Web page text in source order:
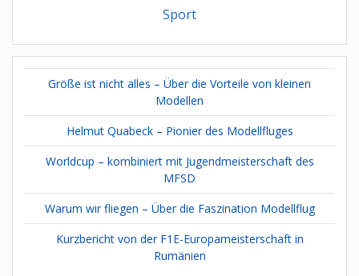
Sport
Größe ist nicht alles – Über die Vorteile von kleinen
Modellen
Helmut Quabeck – Pionier des Modellfluges
Worldcup – kombiniert mit Jugendmeisterschaft des
MFSD
Warum wir fliegen – Über die Faszination Modellflug
Kurzbericht von der F1E-Europameisterschaft in
Rumänien